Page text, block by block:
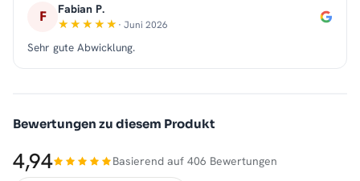
F Fabian P.
· Juni 2026
Sehr gute Abwicklung.
Bewertungen zu diesem Produkt
4,94 Basierend auf 406 Bewertungen